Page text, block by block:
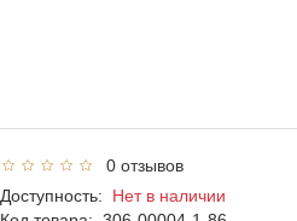
0 отзывов
Доступность: Нет в наличии